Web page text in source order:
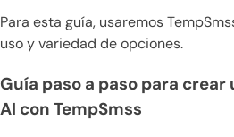
Para esta guía, usaremos
uso y variedad de opciones.
Guía paso a paso para
AI con TempSmss